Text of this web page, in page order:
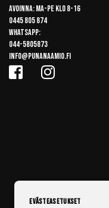
Avoinna: Ma-pe klo 8-16
0445 805 874
Whatsapp:
044-5805873
info@punanaamio.fi
Evästeasetukset